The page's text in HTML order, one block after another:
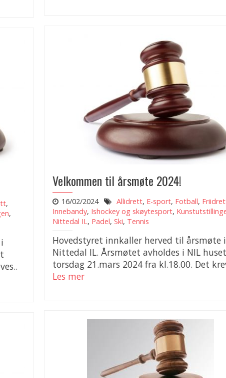
Velkommen til årsmøte 2024!
16/02/2024 Allidrett, E-sport, Fotball,
Innebandy, Ishockey og skøytesport,
Nittedal IL, Padel, Ski, Tennis
Hovedstyret innkaller herved til årsmøte i
Nittedal IL. Årsmøtet avholdes i NIL huset
torsdag 21.mars 2024 fra kl.18.00. Det
Les mer
,
,